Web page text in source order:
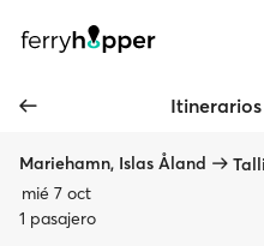
Mariehamn, Islas Åland
mié 7 oct
1 pasajero